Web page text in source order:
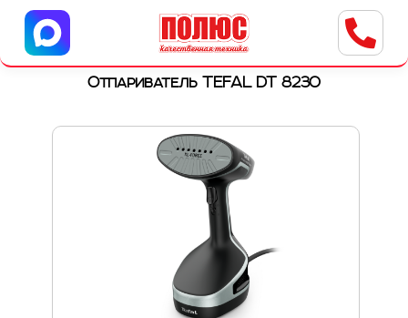
Центр бытовой техники
г. Ульяновск, ул. Пушкарева, 8a
Отпариватель TEFAL DT 8230